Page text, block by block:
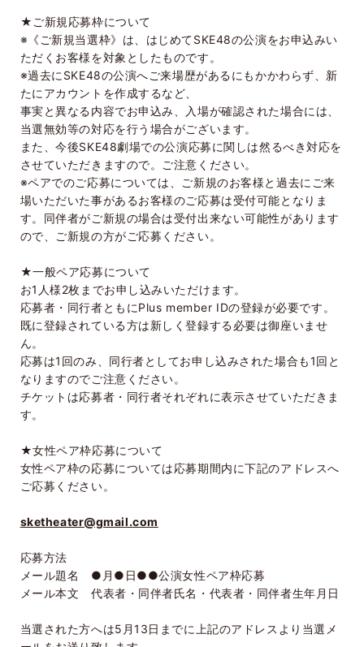
★ご新規応募枠について
※《ご新規当選枠》は、はじめてSKE48の公演をお申込みい
ただくお客様を対象としたものです。
※過去に SKE48の公演へご来場歴があるにもかかわらず、新
たにアカウントを作成するなど、
事実と異なる内容でお申込み、入場が確認された場合には、
当選無効等の対応を行う場合がございます。
また、今後SKE48劇場での公演応募に関しは然るべき対応を
させていただきますので。ご注意ください。
※ペアでのご応募については、ご新規のお客様と過去にご来
場いただいた事があるお客様のご応募は受付可能となりま
す。同伴者がご新規の場合は受付出来ない可能性があります
ので、ご新規の方がご応募ください。
★一般ペア応募について
お1 人様2枚までお申し込みいただけます。
応募者・同行者ともにPlus member IDの登録が必要です。
既に登録されている方は新しく登録する必要は御座いませ
ん。
応募は1 回のみ、同行者としてお申し込みされた場合も1回と
なりますのでご注意ください。
チケットは応募者・同行者それぞれに表示させていただきま
す。
★女性ペア枠応募について
女性ペア枠の応募については応募期間内に下記のアドレスへ
ご応募ください。
sketheater@gmail.com
応募方法
メール題名 ●月●日●●公演女性ペア枠応募
メール本文 代表者・同伴者氏名・代表者・同伴者生年月日
当選された方へは5 月13日までに上記のアドレスより当選メ